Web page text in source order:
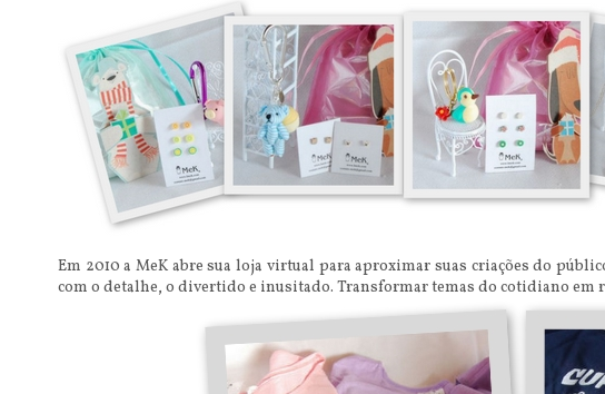
Em 2010 a MeK abre sua loja virtual para aproximar suas criações do
com o detalhe, o divertido e inusitado. Transformar temas do cotidiano em